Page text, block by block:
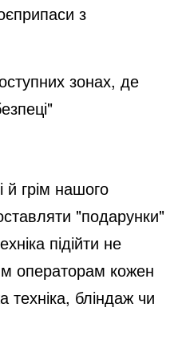
з
зонах, де
й грім нашого
"подарунки"
підійти не
операторам кожен
техніка, бліндаж чи